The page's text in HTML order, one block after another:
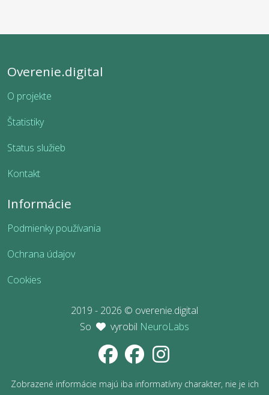
Overenie.digital
O projekte
Štatistiky
Status služieb
Kontakt
Informácie
Podmienky používania
Ochrana údajov
Cookies
2019 - 2026 © overenie.digital
So
vyrobil NeuroLabs
Zobrazené informácie majú iba informatívny charakter, nie je ich